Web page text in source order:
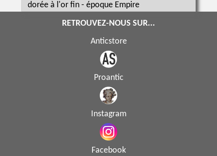
dorée à l'or fin - époque Empire
RETROUVEZ-NOUS SUR...
Anticstore
Proantic
Instagram
Facebook